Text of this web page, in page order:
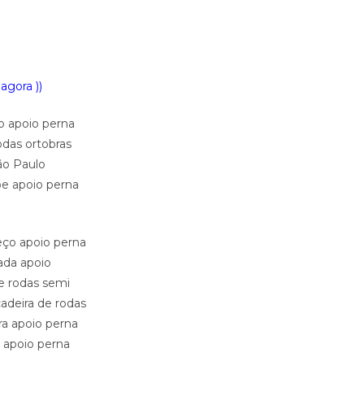
))
apoio perna
ortobras
Paulo
apoio perna
apoio perna
apoio
rodas semi
de rodas
apoio perna
perna